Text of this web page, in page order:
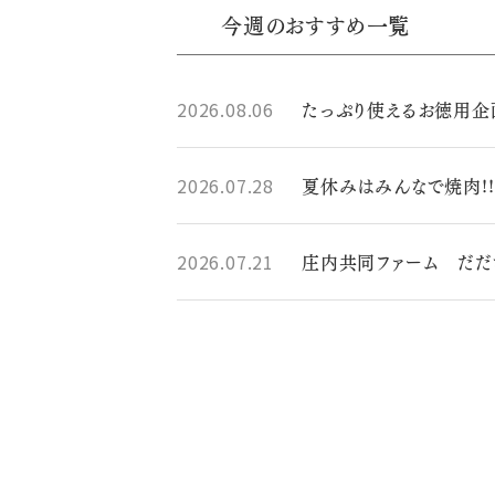
今週のおすすめ一覧
2026.08.06 たっぷり使えるお徳用企
2026.07.28 夏休みはみんなで焼肉!!
2026.07.21 庄内共同ファーム だだ